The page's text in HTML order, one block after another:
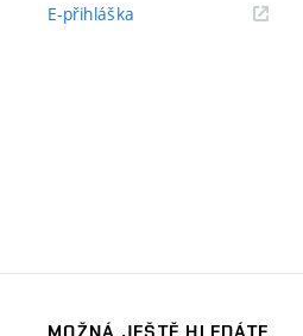
E-přihláška
MOŽNÁ JEŠTĚ HLEDÁTE